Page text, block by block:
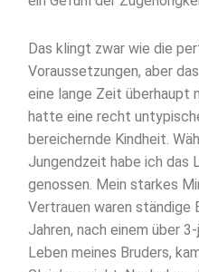
Das klingt zwar wie die
Voraussetzungen, aber
eine lange Zeit überhaupt
hatte eine recht
bereichernde Kindheit.
Jungendzeit habe ich das
genossen. Mein starkes
Vertrauen waren ständige
Jahren, nach einem über
Leben meines Bruders,